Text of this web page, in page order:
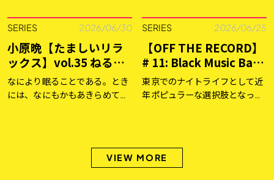
SERIES
2026/06/30
小原晩【たましいリラ
ックス】vol.35 ねるこ
と
なにより眠ることである。とき
には、なにもかもあきらめてし
ようにして寝室に充満している
たるんだ空気を吸いこみ、時間
SERIES 2026/06/25
【OFF THE RECORD】
# 11: Black Music Bar
QB
東京でのナイトライフとして近
年ポピュラーな選択肢となって
る空間は、ミレニアル世代を中
心にますます支持を集めてい
VIEW MORE